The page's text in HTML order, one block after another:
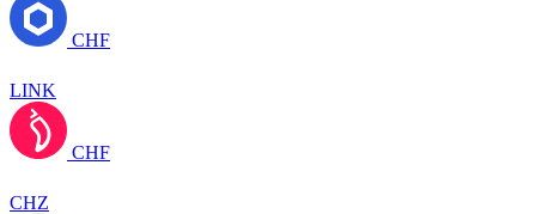
CHF
LINK
CHF
CHZ